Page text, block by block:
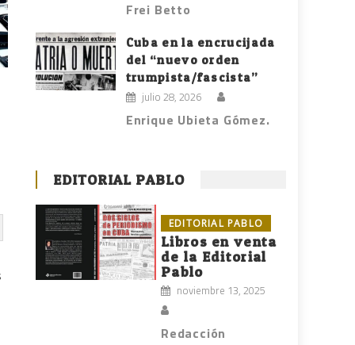
Frei Betto
Cuba en la encrucijada
del “nuevo orden
trumpista/fascista”
julio 28, 2026
Enrique Ubieta Gómez.
EDITORIAL PABLO
EDITORIAL PABLO
Libros en venta
de la Editorial
Pablo
noviembre 13, 2025
Redacción